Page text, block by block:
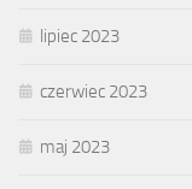
lipiec 2023
czerwiec 2023
maj 2023